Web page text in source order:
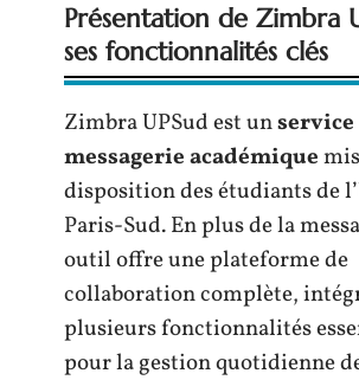
Présentation de Zimbra
ses fonctionnalités clés
Zimbra UPSud est unservice
messagerie académique
disposition des étudiants de
Paris-Sud. En plus de la
outil offre une plateforme de
collaboration complète,
plusieurs fonctionnalités
pour la gestion quotidienne